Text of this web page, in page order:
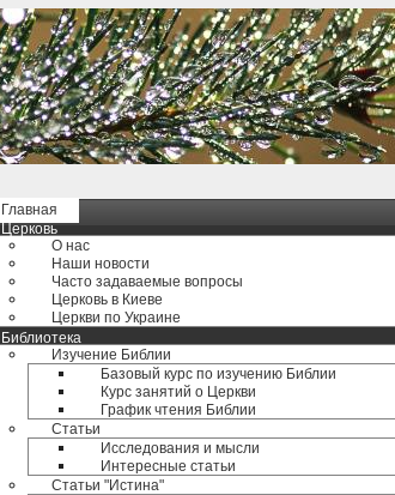
Главная
Церковь
О нас
Наши новости
Часто задаваемые вопросы
Церковь в Киеве
Церкви по Украине
Библиотека
Изучение Библии
Базовый курс по изучению Библии
Курс занятий о Церкви
График чтения Библии
Статьи
Исследования и мысли
Интересные статьи
Статьи "Истина"